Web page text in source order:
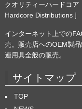
クオリティーハードコ
Hardcore Distributions ]
インターネット上での
売。販売店へのOEM製
連用具全般の販売。
サイトマップ
TOP